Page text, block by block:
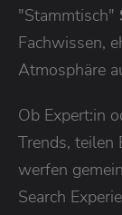
"Stammtisch"
Fachwissen,
Atmosphäre
Ob Expert:in
Trends, teilen
werfen
Search